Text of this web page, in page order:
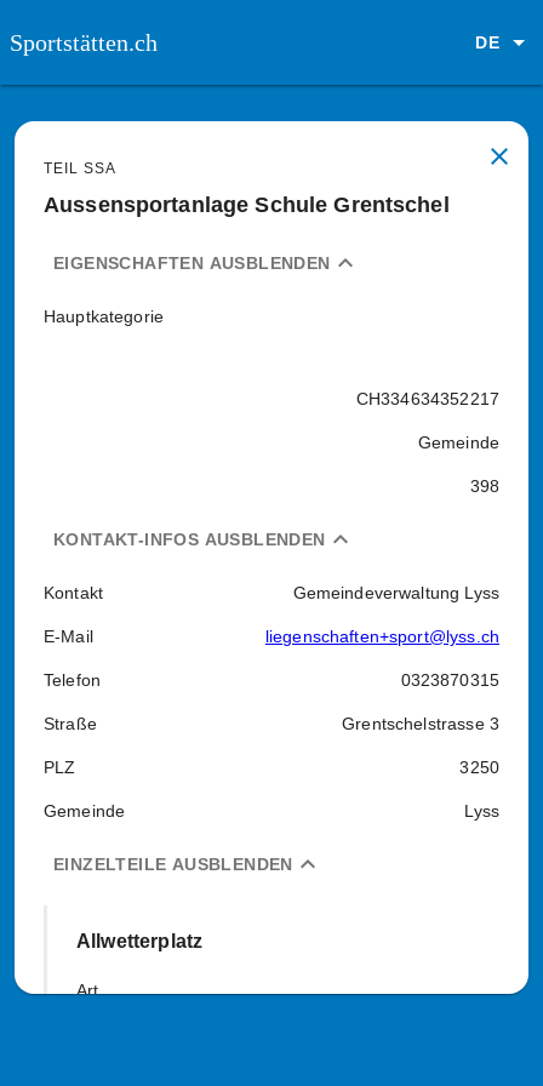
Sportstätten.ch DE
close
TEIL SSA
Aussensportanlage Schule Grentschel
expand_less
EIGENSCHAFTEN AUSBLENDEN
Hauptkategorie
CH334634352217
Gemeinde
398
expand_less
KONTAKT-INFOS AUSBLENDEN
Kontakt Gemeindeverwaltung Lyss
E-Mail liegenschaften+sport@lyss.ch
Telefon 0323870315
Straße Grentschelstrasse 3
PLZ 3250
Gemeinde Lyss
expand_less
EINZELTEILE AUSBLENDEN
Allwetterplatz
Art